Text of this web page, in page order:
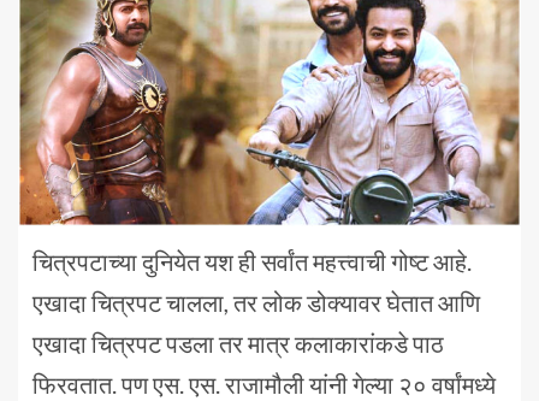
चित्रपटाच्या दुनियेत यश ही सर्वांत महत्त्वाची गोष्ट आहे.
एखादा चित्रपट चालला, तर लोक डोक्यावर घेतात आणि
एखादा चित्रपट पडला तर मात्र कलाकारांकडे पाठ
फिरवतात. पण एस. एस. राजामौली यांनी गेल्या २० वर्षांमध्ये